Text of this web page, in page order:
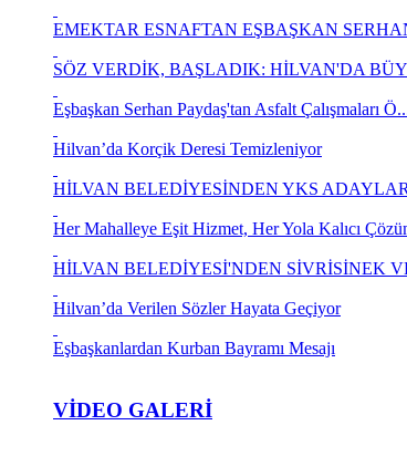
EMEKTAR ESNAFTAN EŞBAŞKAN
SÖZ VERDİK, BAŞLADIK: HİLVAN'DA
Eşbaşkan Serhan Paydaş'tan Asfalt Çalışmaları
Hilvan’da Korçik Deresi Temizleniyor
HİLVAN BELEDİYESİNDEN YKS
Her Mahalleye Eşit Hizmet, Her Yola Kalıcı
HİLVAN BELEDİYESİ'NDEN SİVRİSİNEK
Hilvan’da Verilen Sözler Hayata Geçiyor
Eşbaşkanlardan Kurban Bayramı Mesajı
VIDEO GALERI